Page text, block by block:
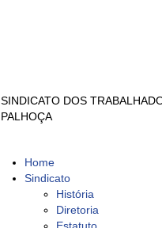
SINDICATO DOS
PALHOÇA
Home
Sindicato
História
Diretoria